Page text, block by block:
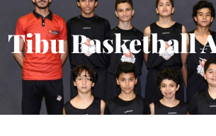
Tibu Basketball